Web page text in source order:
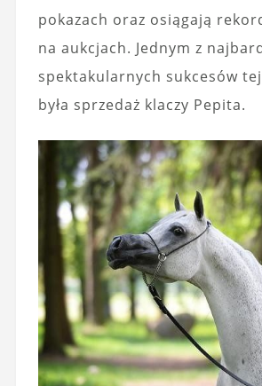
pokazach oraz osiągają
na aukcjach. Jednym z
spektakularnych sukcesów
była sprzedaż klaczy Pepita.